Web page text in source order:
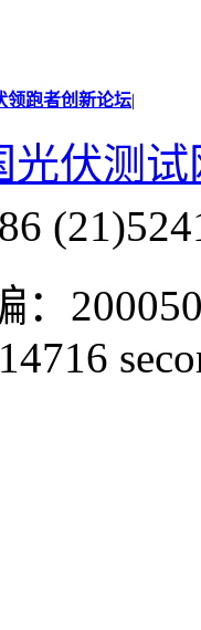
领跑者创新论坛|
光伏测试
：